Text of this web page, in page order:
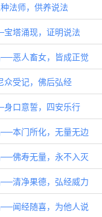
法师，供养说法
塔涌现，证明说法
恶人畜女，皆成正觉
受记，佛后弘经
口意誓，四安乐行
本门所化，无量无边
佛寿无量，永不入灭
清净果德，弘经威力
闻经随喜，为他人说